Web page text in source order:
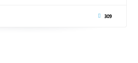
309